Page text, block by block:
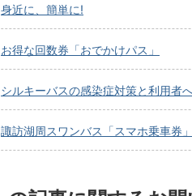
身近に、簡単に!
お得な回数券「おでかけパス」
シルキーバスの感染症対策と利用者
諏訪湖周スワンバス「スマホ乗車券